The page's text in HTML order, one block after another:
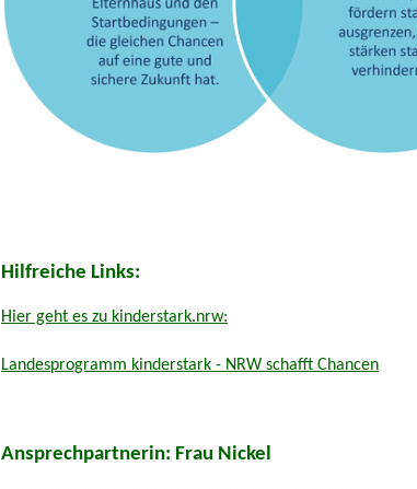
Hilfreiche Links:
Hier geht es zu kinderstark.nrw:
Landesprogramm kinderstark - NRW schafft Chancen
Ansprechpartnerin: Frau Nickel